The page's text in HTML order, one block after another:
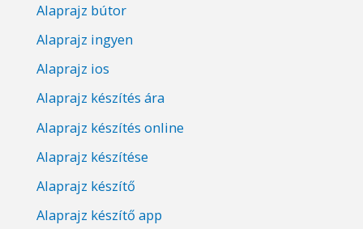
Alaprajz bútor
Alaprajz ingyen
Alaprajz ios
Alaprajz készítés ára
Alaprajz készítés online
Alaprajz készítése
Alaprajz készítő
Alaprajz készítő app